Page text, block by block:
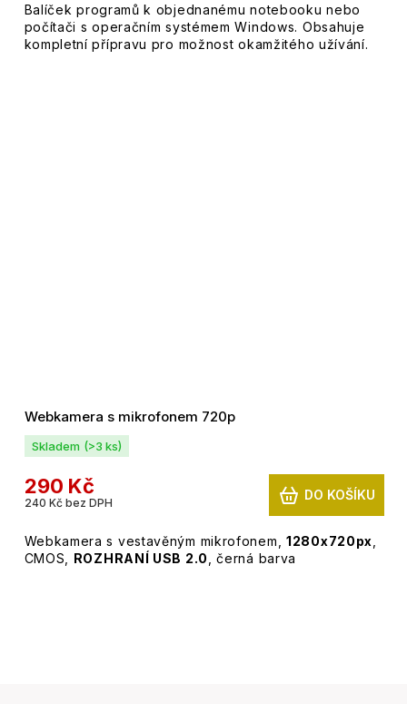
Balíček programů k objednanému notebooku nebo
počítači s operačním systémem Windows. Obsahuje
kompletní přípravu pro možnost okamžitého užívání.
Webkamera s mikrofonem 720p
Skladem (>3 ks)
240 Kč bez DPH
290 Kč DO KOŠÍKU
Webkamera s vestavěným mikrofonem, 1280x720px
CMOS, ROZHRANÍ USB 2.0 , černá barva